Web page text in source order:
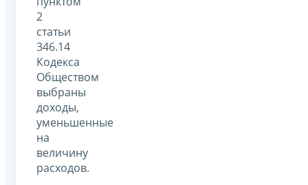
2
статьи
346.14
Кодекса
Обществом
выбраны
доходы,
уменьшенные
на
величину
расходов.